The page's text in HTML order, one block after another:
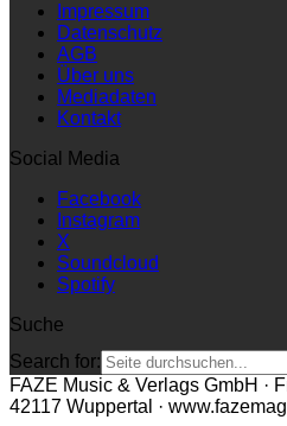
Impressum
Datenschutz
AGB
Über uns
Mediadaten
Kontakt
Social Media
Facebook
Instagram
X
Soundcloud
Spotify
Suche
Search for:
FAZE Music & Verlags GmbH ·
42117 Wuppertal ·